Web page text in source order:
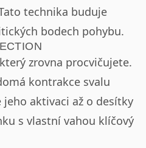
technika buduje
bodech pohybu.
zrovna procvičujete.
kontrakce svalu
aktivaci až o desítky
s vlastní vahou klíčový